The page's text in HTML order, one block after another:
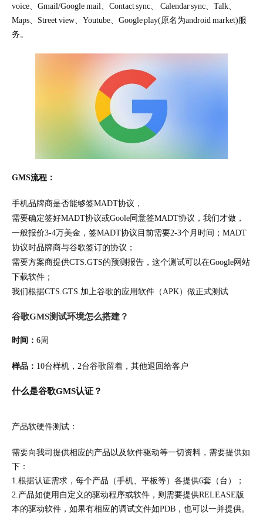
voice、Gmail/Google mail、Contact sync、 Calendar sync、Talk、
Maps、Street view、Youtube、Google play(原名为android market)服
务。
GMS流程：
手机品牌商是否能够签MADT协议，
需要确定签好MADT协议或Goole同意签MADT协议，我们才做，
一般报价3-4万美金，签MADT协议目前需要2-3个月时间；MADT
协议时品牌商与谷歌签订的协议；
需要方案商提供CTS.GTS的预测报告，这个测试可以在Google网站
下载软件；
我们根据CTS.GTS.加上谷歌的应用软件（APK）做正式测试
谷歌GMS测试环境怎么搭建？
时间： 6周
样品： 10台样机，2台谷歌留着，其他退回给客户
什么是谷歌GMS认证？
产品软硬件测试：
需要向我司提供相应的产品以及软件驱动等一切资料，需要提供如
下：
1.根据认证需求，每个产品（手机、平板等）各提供6套（台）；
2.产品如使用自定义的驱动程序或软件，则需要提供RELEASE版
本的驱动软件，如果有相应的调试文件如PDB，也可以一并提供。